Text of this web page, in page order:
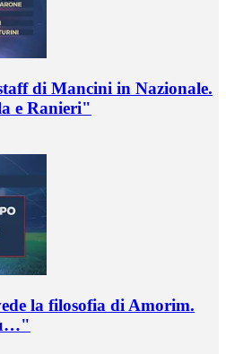
di Mancini in Nazionale.
e Ranieri"
la filosofia di Amorim.